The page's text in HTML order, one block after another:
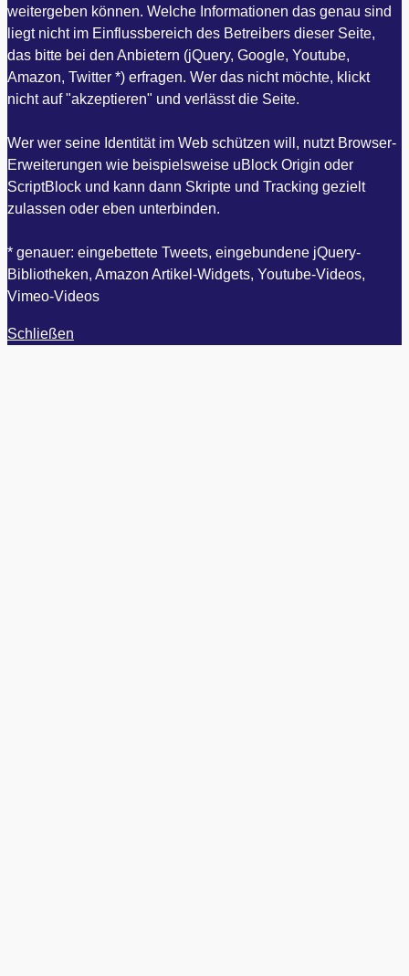
weitergeben können. Welche Informationen das genau sind
liegt nicht im Einflussbereich des Betreibers dieser Seite,
das bitte bei den Anbietern (jQuery, Google, Youtube,
Amazon, Twitter *) erfragen. Wer das nicht möchte, klickt
nicht auf "akzeptieren" und verlässt die Seite.
Wer wer seine Identität im Web schützen will, nutzt Browser-
Erweiterungen wie beispielsweise uBlock Origin oder
ScriptBlock und kann dann Skripte und Tracking gezielt
zulassen oder eben unterbinden.
* genauer: eingebettete Tweets, eingebundene jQuery-
Bibliotheken, Amazon Artikel-Widgets, Youtube-Videos,
Vimeo-Videos
Schließen